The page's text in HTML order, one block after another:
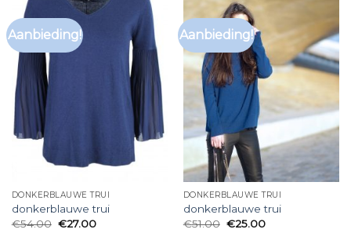
Aanbieding!
DONKERBLAUWE TRUI
donkerblauwe trui
€54.00 €27.00
Aanbieding!
DONKERBLAUWE TRUI
donkerblauwe trui
€51.00 €25.00